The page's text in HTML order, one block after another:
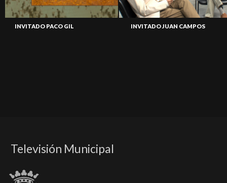
INVITADO PACO GIL INVITADO JUAN CAMPOS
Televisión Municipal